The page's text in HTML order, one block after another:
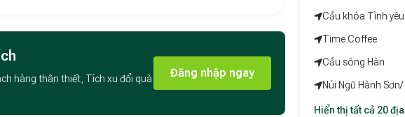
nhiên với lớp họcThái Cực Quyền miễn phí, thử sức
bóng chuyền
giờ sáng
hàng thân thiết, Tích xu đổi quà
Đăng nhập ngay
Cầu khóa Tình
Time Coffee
Cầu sông Hàn
Núi Ngũ Hành
Hiển thị tất cả 20